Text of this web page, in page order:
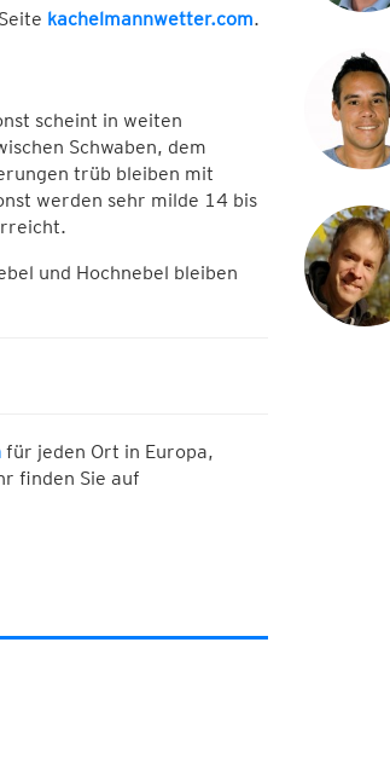
kachelmannwetter.com.
scheint in weiten
Schwaben, dem
trüb bleiben mit
werden sehr milde 14 bis
und Hochnebel bleiben
für jeden Ort in Europa,
finden Sie auf